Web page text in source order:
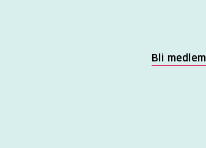
Bli medlem